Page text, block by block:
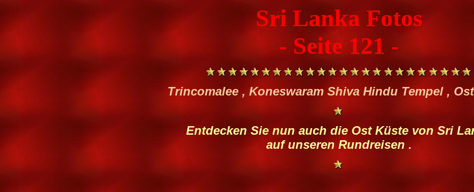
Sri Lanka Fotos
- Seite 121 -
Trincomalee , Koneswaram Shiva Hindu Tempel ,
Entdecken Sie nun auch die Ost Küste von Sri
auf unseren Rundreisen .